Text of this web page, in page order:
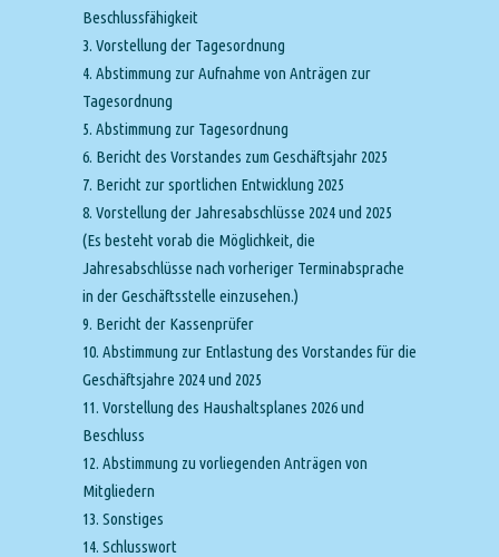
Beschlussfähigkeit
3. Vorstellung der Tagesordnung
4. Abstimmung zur Aufnahme von Anträgen zur
Tagesordnung
5. Abstimmung zur Tagesordnung
6. Bericht des Vorstandes zum Geschäftsjahr 2025
7. Bericht zur sportlichen Entwicklung 2025
8. Vorstellung der Jahresabschlüsse 2024 und 2025
(Es besteht vorab die Möglichkeit, die
Jahresabschlüsse nach vorheriger Terminabsprache
in der Geschäftsstelle einzusehen.)
9. Bericht der Kassenprüfer
10. Abstimmung zur Entlastung des Vorstandes für die
Geschäftsjahre 2024 und 2025
11. Vorstellung des Haushaltsplanes 2026 und
Beschluss
12. Abstimmung zu vorliegenden Anträgen von
Mitgliedern
13. Sonstiges
14. Schlusswort